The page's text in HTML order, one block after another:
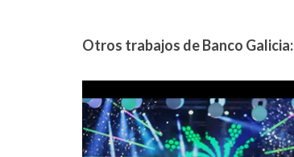
Otros trabajos de Banco Galicia: